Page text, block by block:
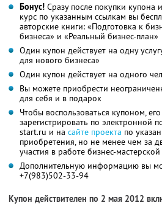
Бонус! Сразу после покупки купона
курс по указанным ссылкам вы
авторские книги: «Подготовка к
бизнеса» и «Реальный бизнес-план»
Один купон действует на одну
для нового бизнеса»
Один купон действует на одного
Вы можете приобрести
для себя и в подарок
Чтобы воспользоваться купоном,
зарегистрировать по электронной
start.ru и на сайте проекта по
приобретения, но не менее чем за
участия в работе бизнес-мастерской
Дополнительную информацию вы
+7(983)502-33-94
Купон действителен по 2 мая 2012